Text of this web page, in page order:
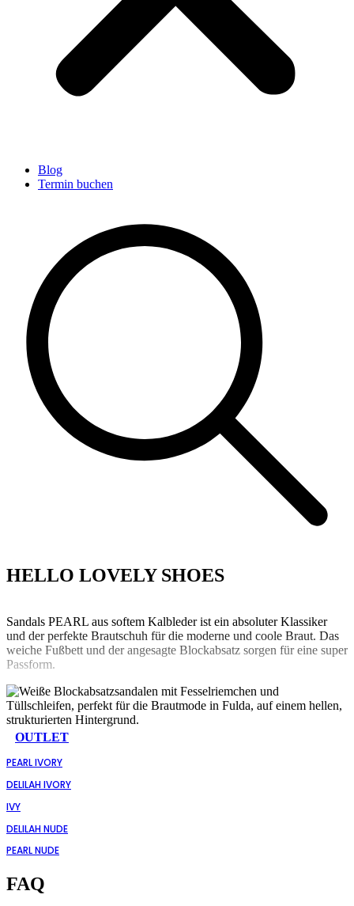
Blog
Termin buchen
HELLO LOVELY SHOES
Sandals PEARL aus softem Kalbleder ist ein absoluter Klassiker
und der perfekte Brautschuh für die moderne und coole Braut. Das
weiche Fußbett und der angesagte Blockabsatz sorgen für eine super
Passform.
OUTLET
PEARL IVORY
DELILAH IVORY
IVY
DELILAH NUDE
PEARL NUDE
FAQ